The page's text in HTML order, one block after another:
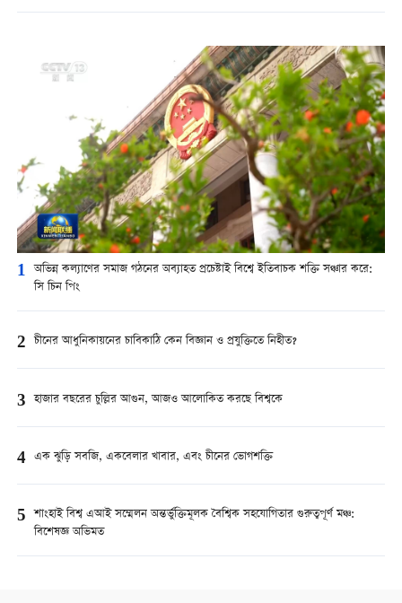
1 অভিন্ন কল্যাণের সমাজ গঠনের অব্যাহত প্রচেষ্টাই বিশ্বে ইতিবাচক শক্তি সঞ্চার করে:
সি চিন পিং
2 চীনের আধুনিকায়নের চাবিকাঠি কেন বিজ্ঞান ও প্রযুক্তিতে নিহীত?
3 হাজার বছরের চুল্লির আগুন, আজও আলোকিত করছে বিশ্বকে
4 এক ঝুড়ি সবজি, একবেলার খাবার, এবং চীনের ভোগশক্তি
5 শাংহাই বিশ্ব এআই সম্মেলন অন্তর্ভুক্তিমূলক বৈশ্বিক সহযোগিতার গুরুত্বপূর্ণ মঞ্চ:
বিশেষজ্ঞ অভিমত